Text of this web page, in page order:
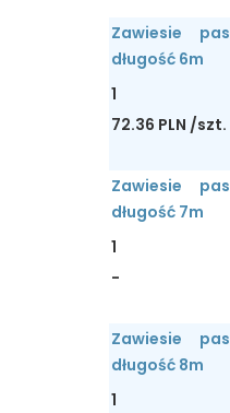
Zawiesie
długość 6m
1
72.36 PLN /szt.
Zawiesie
długość 7m
1
-
Zawiesie
długość 8m
1